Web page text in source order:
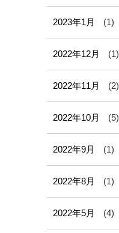
2023年1月 (1)
2022年12月 (1)
2022年11月 (2)
2022年10月 (5)
2022年9月 (1)
2022年8月 (1)
2022年5月 (4)